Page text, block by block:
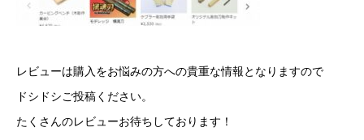
レビューは購入をお悩みの方への貴重な情報となりますので
ドシドシご投稿ください。
たくさんのレビューお待ちしております！